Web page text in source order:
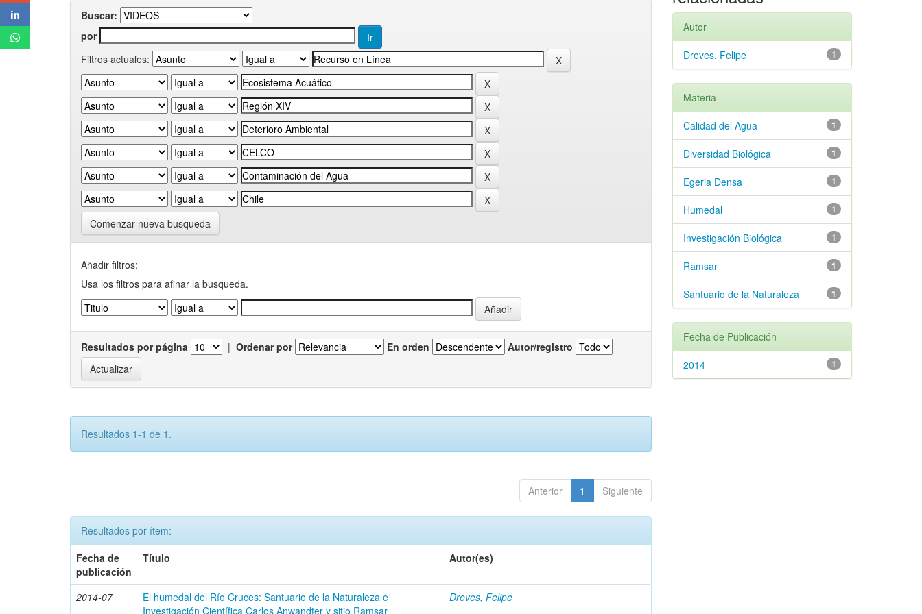
Buscar:
por
Filtros actuales:
Comenzar nueva busqueda
Añadir filtros:
Usa los filtros para afinar la busqueda.
Resultados por página | Ordenar por En orden Autor/registro
Resultados 1-1 de 1.
Anterior 1 Siguiente
Resultados por ítem:
Fecha de
publicación
Título Autor(es)
2014-07
El humedal del Río Cruces: Santuario de la Naturaleza e
Investigación Científica Carlos Anwandter y sitio Ramsar
Dreves, Felipe
Autor
1
Dreves, Felipe
Materia
1
Calidad del Agua
1
Diversidad Biológica
1
Egeria Densa
1
Humedal
1
Investigación Biológica
1
Ramsar
1
Santuario de la Naturaleza
Fecha de Publicación
1
2014